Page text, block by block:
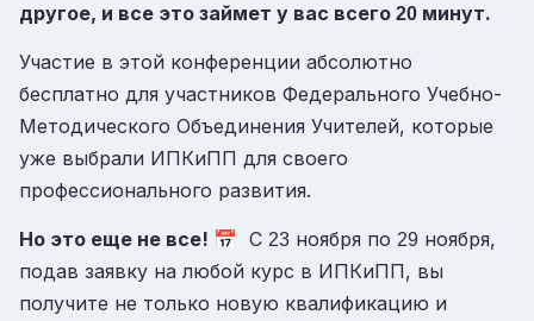
другое, и все это займет у вас всего 20 минут.
Участие в этой конференции абсолютно
бесплатно для участников Федерального Учебно-
Методического Объединения Учителей, которые
уже выбрали ИПКиПП для своего
профессионального развития.
Но это еще не все! 📅 С 23 ноября по 29 ноября,
подав заявку на любой курс в ИПКиПП, вы
получите не только новую квалификацию и